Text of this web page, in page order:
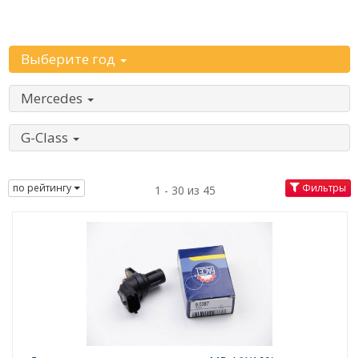
Выберите год
Mercedes
G-Class
по рейтингу 1 - 30 из 45 Фильтры